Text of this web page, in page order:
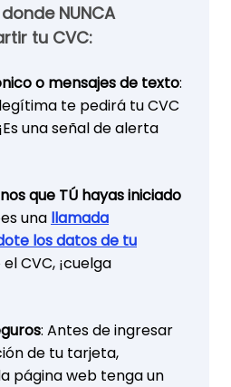
NUNCA
tu CVC:
o mensajes de texto:
te pedirá tu CVC
una señal de alerta
que TÚ hayas iniciado
una llamada
los datos de tu
CVC, ¡cuelga
: Antes de ingresar
de tu tarjeta,
página web tenga un